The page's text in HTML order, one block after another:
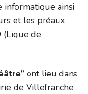
informatique ainsi
et les préaux
(Ligue de
ont lieu dans
de Villefranche